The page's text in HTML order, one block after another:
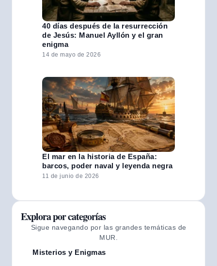
40 días después de la resurrección
de Jesús: Manuel Ayllón y el gran
enigma
14 de mayo de 2026
El mar en la historia de España:
barcos, poder naval y leyenda negra
11 de junio de 2026
Explora por categorías
Sigue navegando por las grandes temáticas de
MUR.
Misterios y Enigmas